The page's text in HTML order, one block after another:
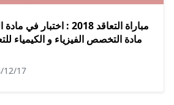
مباراة التعاقد 2018 :
مادة التخصص الفيزياء و الكيمياء
12/17